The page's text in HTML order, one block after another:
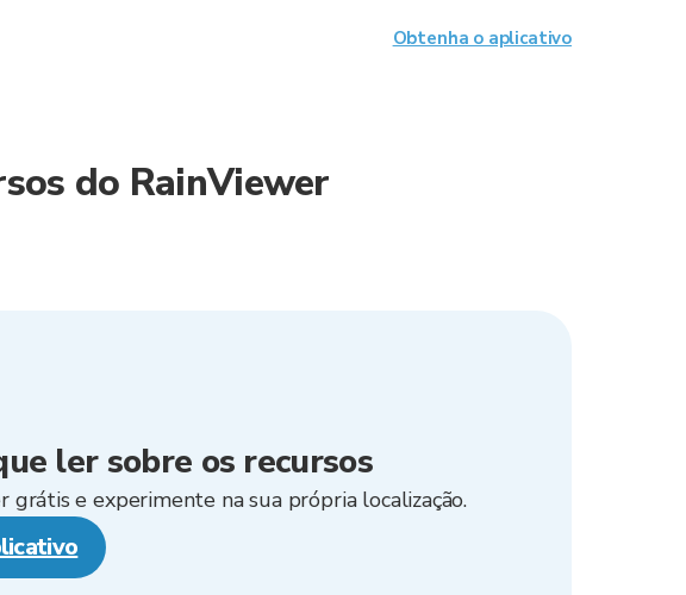
do RainViewer
ler sobre os recursos
grátis e experimente na sua própria localização.
Obtenha o aplicativo